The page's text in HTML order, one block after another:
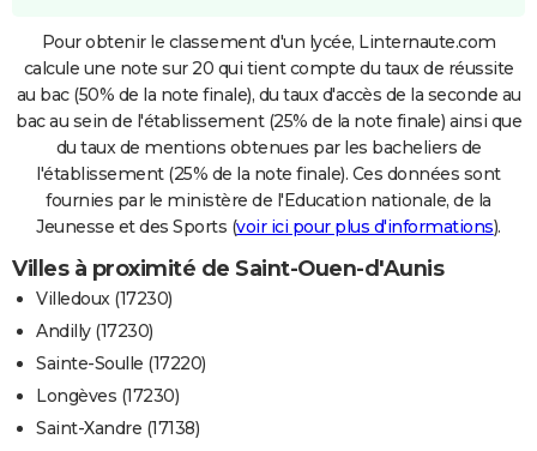
Pour obtenir le classement d'un lycée, Linternaute.com
calcule une note sur 20 qui tient compte du taux de réussite
au bac (50% de la note finale), du taux d'accès de la seconde au
bac au sein de l'établissement (25% de la note finale) ainsi que
du taux de mentions obtenues par les bacheliers de
l'établissement (25% de la note finale). Ces données sont
fournies par le ministère de l'Education nationale, de la
Jeunesse et des Sports (voir ici pour plus d'informations).
Villes à proximité de Saint-Ouen-d'Aunis
Villedoux (17230)
Andilly (17230)
Sainte-Soulle (17220)
Longèves (17230)
Saint-Xandre (17138)